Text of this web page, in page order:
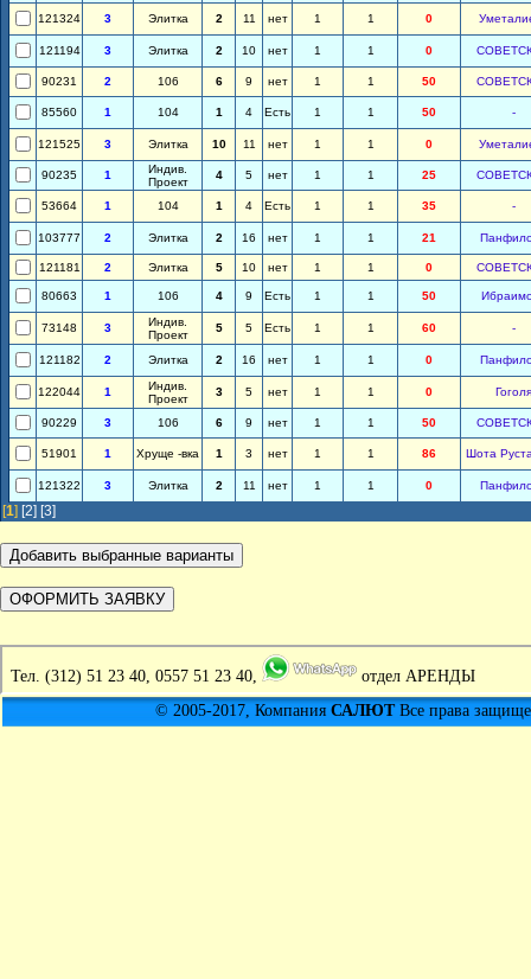
121324 3 Элитка 2 11 нет 1 1 0
121194 3 Элитка 2 10 нет 1 1 0
90231 2 106 6 9 нет 1 1 50
85560 1 104 1 4 Есть 1 1 50 -
121525 3 Элитка 10 11 нет 1 1 0
90235 1
Индив.
Проект
4 5 нет 1 1 25
53664 1 104 1 4 Есть 1 1 35 -
103777 2 Элитка 2 16 нет 1 1 21
121181 2 Элитка 5 10 нет 1 1 0
80663 1 106 4 9 Есть 1 1 50
73148 3
Индив.
Проект
5 5 Есть 1 1 60 -
121182 2 Элитка 2 16 нет 1 1 0
122044 1
Индив.
Проект
3 5 нет 1 1 0 Гоголя
90229 3 106 6 9 нет 1 1 50
51901 1 Хруще -вка 1 3 нет 1 1 86 Шота
121322 3 Элитка 2 11 нет 1 1 0
[1] [2] [3]
Тел. (312) 51 23 40, 0557 51 23 40,
отдел АРЕНДЫ
© 2005-2017, Компания САЛЮТВсе права